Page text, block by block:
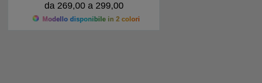
da 269,00 a 299,00
Modello disponibile in 2 colori